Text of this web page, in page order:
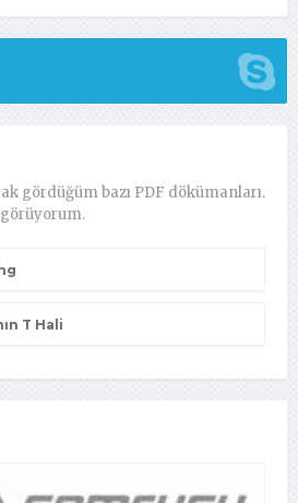
gördüğüm bazı PDF dökümanları.
T Hali